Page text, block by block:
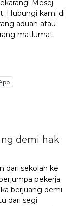
Mesej
Hubungi kami di
aduan atau
matlumat
demi hak
dari sekolah ke
pekerja
berjuang demi
dari segi